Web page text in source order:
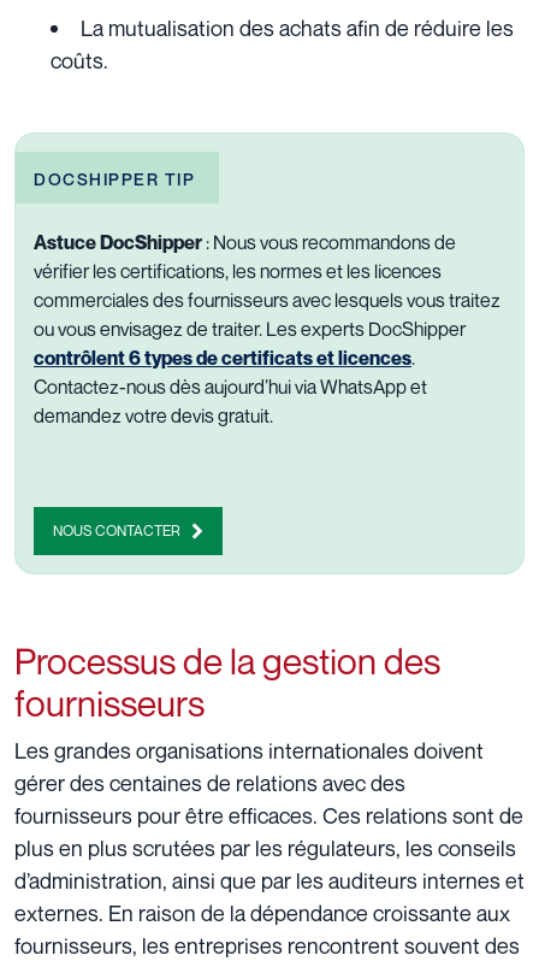
La mutualisation des achats afin de réduire les
coûts.
DOCSHIPPER TIP
Astuce DocShipper : Nous vous recommandons de
vérifier les certifications, les normes et les licences
commerciales des fournisseurs avec lesquels vous traitez
ou vous envisagez de traiter. Les experts DocShipper
contrôlent 6 types de certificats et licences.
Contactez-nous dès aujourd’hui via WhatsApp et
demandez votre devis gratuit.
NOUS CONTACTER
Processus de la gestion des
fournisseurs
Les grandes organisations internationales doivent
gérer des centaines de relations avec des
fournisseurs pour être efficaces. Ces relations sont de
plus en plus scrutées par les régulateurs, les conseils
d’administration, ainsi que par les auditeurs internes et
externes. En raison de la dépendance croissante aux
fournisseurs, les entreprises rencontrent souvent des